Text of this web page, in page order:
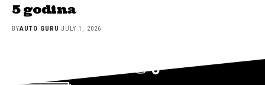
5 godina
BYAUTO GURU JULY 1, 2026